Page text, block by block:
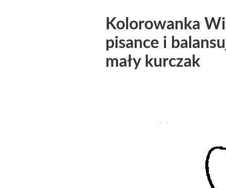
Kolorowanka
pisance i
mały kurczak